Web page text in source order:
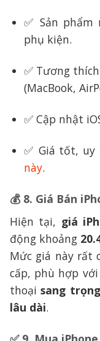
✅ Sản phẩm
phụ kiện.
✅ Tương
(MacBook,
✅ Cập nhật
✅ Giá tốt,
này.
💰 8. Giá Bán
Hiện tại, giá
động khoảng
Mức giá này rất
cấp, phù hợp
thoạisang
lâu dài.